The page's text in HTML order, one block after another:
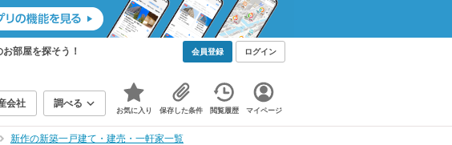
部屋を探そう！ 会員登録 ログイン
会社 調べる
お気に入り 保存した条件 閲覧履歴 マイページ
新作の新築一戸建て・建売・一軒家一覧